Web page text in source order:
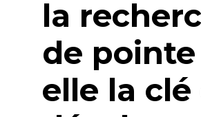
la
de
elle la clé